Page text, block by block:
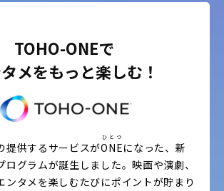
TOHO-ONEで
メをもっと楽しむ！
提供するサービスがONE
ひとつ
になった、新
ログラムが誕生しました。映画や演劇、
ンタメを楽しむたびにポイントが貯まり